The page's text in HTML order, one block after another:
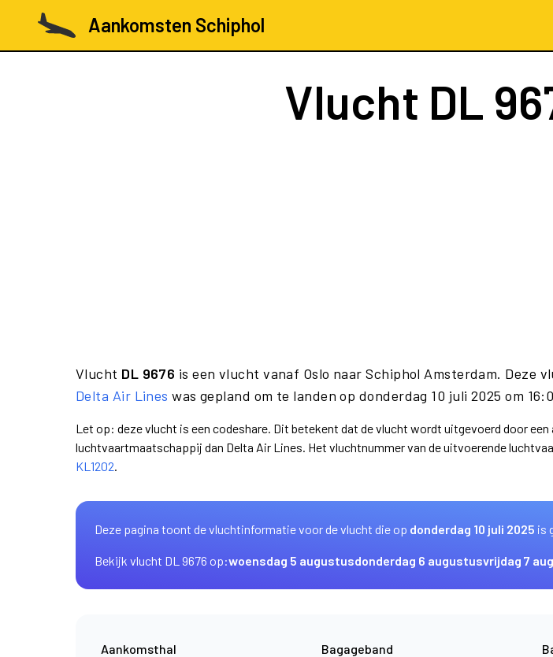
Aankomsten Schiphol
Vlucht DL
Vlucht DL 9676 is een vlucht vanaf Oslo naar Schiphol Amsterdam. Deze
Delta Air Lines was gepland om te landen op donderdag 10 juli 2025 om
Let op: deze vlucht is een codeshare. Dit betekent dat de vlucht wordt uitgevoerd door een
luchtvaartmaatschappij dan Delta Air Lines. Het vluchtnummer van de uitvoerende
KL1202.
Deze pagina toont de vluchtinformatie voor de vlucht die op donderdag 10 juli 2025 is
Bekijk vlucht DL 9676 op:woensdag 5 augustusdonderdag 6 augustusvrijdag 7
Aankomsthal Bagageband